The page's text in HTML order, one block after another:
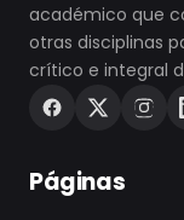
académico que
otras disciplinas
crítico e integral
Páginas